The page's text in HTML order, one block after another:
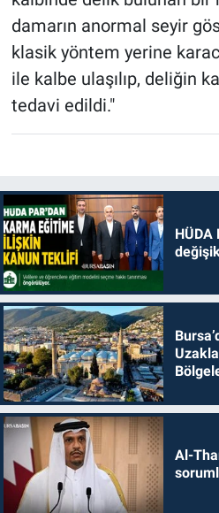
damarın anormal seyir
klasik yöntem yerine
ile kalbe ulaşılıp, deliğin
tedavi edildi."
HÜDA
Al-